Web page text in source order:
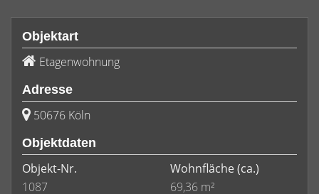
Objektart
Etagenwohnung
Adresse
50676 Köln
Objektdaten
Objekt-Nr.
1087
Wohnfläche (ca.)
69,36 m²